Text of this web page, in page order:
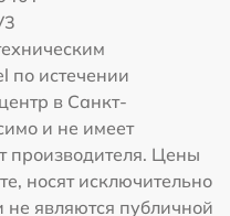
по истечении
в Санкт-
и не имеет
производителя. Цены
носят исключительно
являются публичной